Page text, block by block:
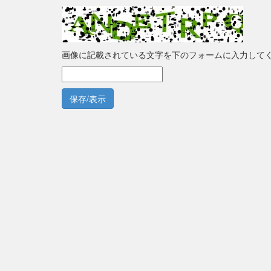
画像に記載されている文字を下のフォームに入力して
保存/表示